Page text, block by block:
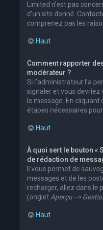
Limited n’est pas
d’un site donné.
comprenez pas les
Haut
Comment rapporter
modérateur ?
Si l’administrateur l’a
signaler et vous
le message. En
étapes nécessaires
Haut
À quoi sert le bouton «
de rédaction de
Il vous permet de
messages et de les
recharger, allez dans le
(onglet Aperçu -->
Haut